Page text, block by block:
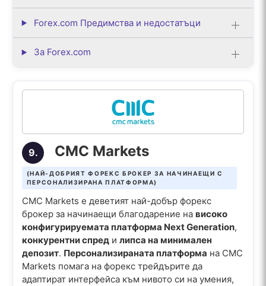
Forex.com Предимства и недостатъци
За Forex.com
9. CMC Markets
(НАЙ-ДОБРИЯТ ФОРЕКС БРОКЕР ЗА НАЧИНАЕЩИ С
ПЕРСОНАЛИЗИРАНА ПЛАТФОРМА)
CMC Markets е деветият най-добър форекс
брокер за начинаещи благодарение на високо
конфигурируемата платформа Next Generation,
конкурентни спреди липса на минимален
депозит. Персонализираната платформа на CMC
Markets помага на форекс трейдърите да
адаптират интерфейса към нивото си на умения,